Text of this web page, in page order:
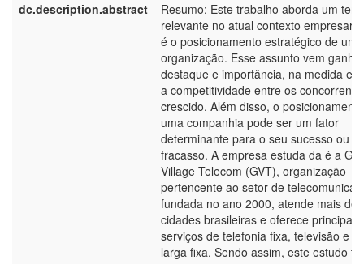
dc.description.abstract
Resumo: Este trabalho aborda um
relevante no atual contexto
é o posicionamento estratégico de uma
organização. Esse assunto vem
destaque e importância, na medida
a competitividade entre os
crescido. Além disso, o
uma companhia pode ser um fator
determinante para o seu sucesso ou
fracasso. A empresa estuda da é a
Village Telecom (GVT), organização
pertencente ao setor de
fundada no ano 2000, atende mais de
cidades brasileiras e oferece
serviços de telefonia fixa, televisão e
larga fixa. Sendo assim, este estudo